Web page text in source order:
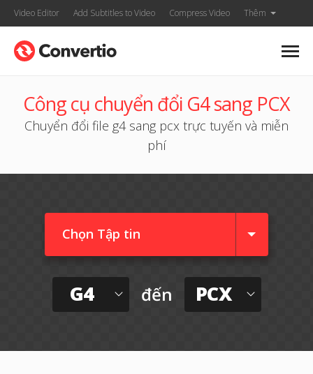
Video Editor Add Subtitles to Video Compress Video Thêm
Công cụ chuyển đổi G4 sang PCX
Chuyển đổi file g4 sang pcx trực tuyến và miễn
phí
Chọn Tập tin
G4 đến PCX